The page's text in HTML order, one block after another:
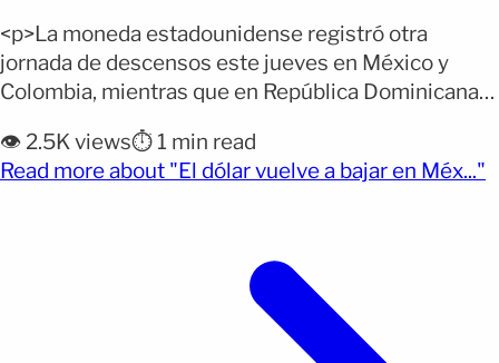
<p>La moneda estadounidense registró otra
jornada de descensos este jueves en México y
Colombia, mientras que en República Dominicana
puede beneficiar a quienes necesitan comprar
dólares, aunque no todos sentirán el mismo efecto.
👁️ 2.5K views⏱️ 1 min read
Read more about "El dólar vuelve a bajar en Méx..."